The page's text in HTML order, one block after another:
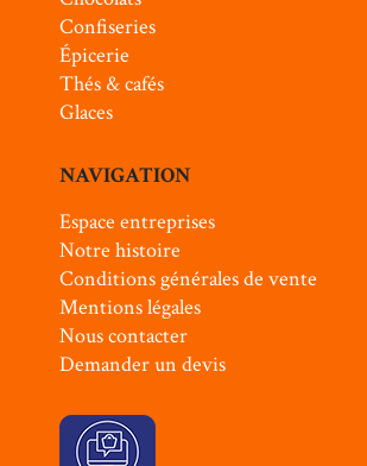
Confiseries
Épicerie
Thés & cafés
Glaces
NAVIGATION
Espace entreprises
Notre histoire
Conditions générales de vente
Mentions légales
Nous contacter
Demander un devis